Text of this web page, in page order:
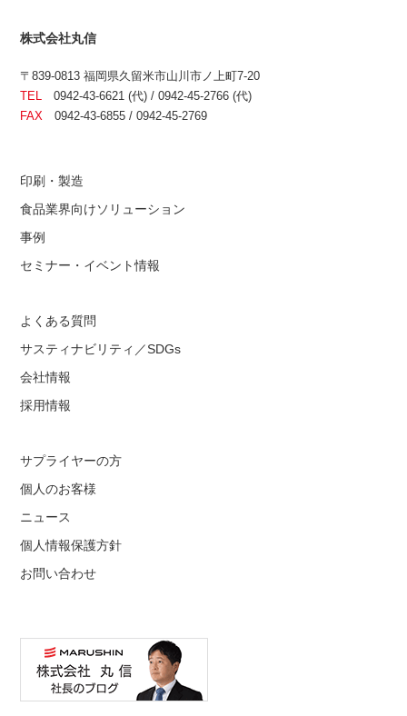
株式会社丸信
〒839-0813 福岡県久留米市山川市ノ上町7-20
TEL 0942-43-6621 (代) / 0942-45-2766 (代)
FAX 0942-43-6855 / 0942-45-2769
印刷・製造
食品業界向けソリューション
事例
セミナー・イベント情報
よくある質問
サスティナビリティ／SDGs
会社情報
採用情報
サプライヤーの方
個人のお客様
ニュース
個人情報保護方針
お問い合わせ